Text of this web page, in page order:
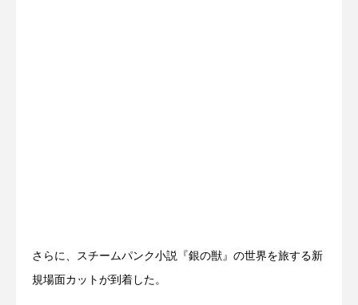
さらに、スチームパンク小説『銀の獣』の世界を旅する新
規場面カットが到着した。